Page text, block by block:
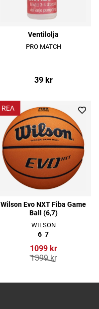
Ventilolja
PRO MATCH
39 kr
REA
Wilson Evo NXT Fiba Game
Ball (6,7)
WILSON
6 7
1099 kr
1399 kr